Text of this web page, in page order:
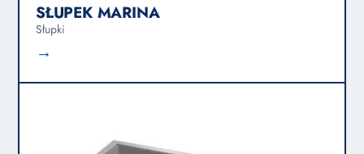
SŁUPEK MARINA
Słupki
→